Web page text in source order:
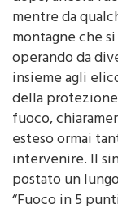
montagne che
operando da
insieme agli
della
fuoco,
esteso ormai
intervenire. Il
postato un
“Fuoco in 5
mani sporche di